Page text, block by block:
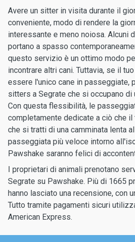
Avere un sitter in visita durante il
conveniente, modo di rendere la
interessante e meno noiosa. Alcuni
portano a spasso
questo servizio è un ottimo modo
incontrare altri cani. Tuttavia, se il
essere l'unico cane in passeggiate,
sitters a Segrate che si occupano di
Con questa flessibilità, le
completamente dedicate a ciò che
che si tratti di una camminata lenta
passeggiata più veloce intorno
Pawshake saranno felici di
I proprietari di animali prenotano
Segrate su Pawshake. Più di 1665
hanno lasciato una recensione, con
Tutto tramite pagamenti sicuri
American Express.